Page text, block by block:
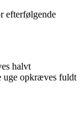
efterfølgende
halvt
uge opkræves fuldt